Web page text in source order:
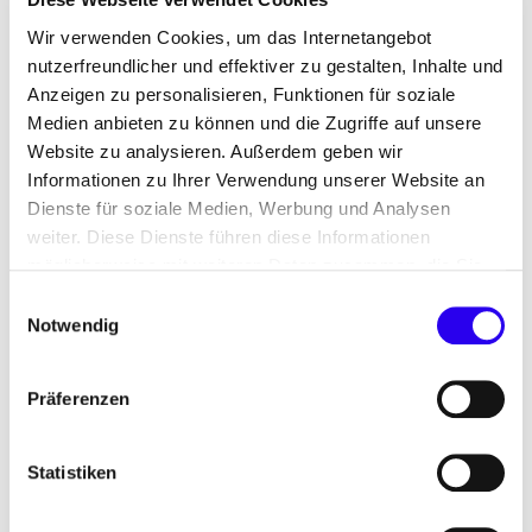
Wir verwenden Cookies, um das Internetangebot
nutzerfreundlicher und effektiver zu gestalten, Inhalte und
Anzeigen zu personalisieren, Funktionen für soziale
Medien anbieten zu können und die Zugriffe auf unsere
Website zu analysieren. Außerdem geben wir
Informationen zu Ihrer Verwendung unserer Website an
Dienste für soziale Medien, Werbung und Analysen
weiter. Diese Dienste führen diese Informationen
Nutzung der Dienste gesammelt haben.
Notwendig
Präferenzen
Statistiken
Energiewendeprojekte.
MAHLE GmbH
für die kombinierte Strom- und
Wärmegewinnung aus Sonnenenergie in
Verbindung mit saisonaler Speicherung
Pöppelmann GmbH & Co. KG
für den Bau einer
innovativen Produktionshalle für eine
für nachhaltige Lösungen für
Transportfahrzeuge und zur Stromversorgung
Bandbreite der Energieeffizienz.
für die